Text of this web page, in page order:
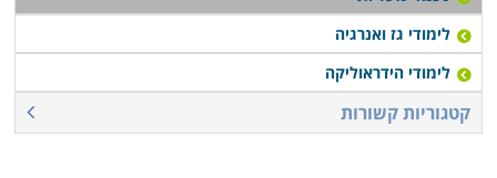
עם תום ההכשרה ניתן להשתלב בחברות המציעות שירותי
התקנה ותחזוקת מעליות לבניינים ולתעשיה, או לעבוד באופן
עצמאי, לפתוח עסק פרטי ולהעניק שירותי מעליות ללקוחות
בצורה ישירה.
לימודי גז ואנרגיה
לימודי הידראוליקה
קטגוריות קשורות